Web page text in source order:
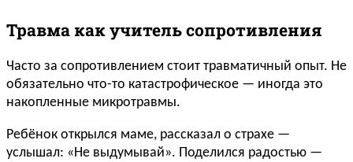
Травма как учитель сопротивления
Часто за сопротивлением стоит травматичный опыт. Не
обязательно что-то катастрофическое — иногда это
накопленные микротравмы.
Ребёнок открылся маме, рассказал о страхе —
услышал: «Не выдумывай». Поделился радостью —